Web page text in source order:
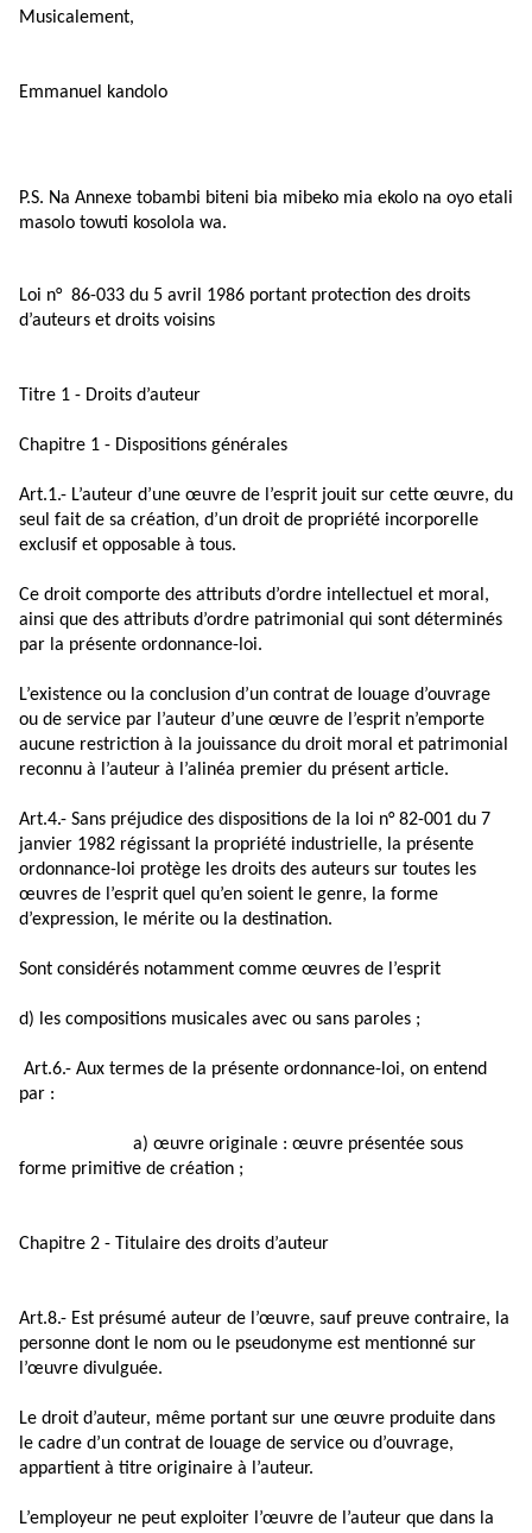
Musicalement,
Emmanuel kandolo
P.S. Na Annexe tobambi biteni bia mibeko mia ekolo na oyo etali
masolo towuti kosolola wa.
Loi n° 86-033 du 5 avril 1986 portant protection des droits
d’auteurs et droits voisins
Titre 1 - Droits d’auteur
Chapitre 1 - Dispositions générales
Art.1.- L’auteur d’une œuvre de l’esprit jouit sur cette œuvre, du
seul fait de sa création, d’un droit de propriété incorporelle
exclusif et opposable à tous.
Ce droit comporte des attributs d’ordre intellectuel et moral,
ainsi que des attributs d’ordre patrimonial qui sont déterminés
par la présente ordonnance-loi.
L’existence ou la conclusion d’un contrat de louage d’ouvrage
ou de service par l’auteur d’une œuvre de l’esprit n’emporte
aucune restriction à la jouissance du droit moral et patrimonial
reconnu à l’auteur à l’alinéa premier du présent article.
Art.4.- Sans préjudice des dispositions de la loi n° 82-001 du 7
janvier 1982 régissant la propriété industrielle, la présente
ordonnance-loi protège les droits des auteurs sur toutes les
œuvres de l’esprit quel qu’en soient le genre, la forme
d’expression, le mérite ou la destination.
Sont considérés notamment comme œuvres de l’esprit
d) les compositions musicales avec ou sans paroles ;
Art.6.- Aux termes de la présente ordonnance-loi, on entend
par :
a) œuvre originale : œuvre présentée sous
forme primitive de création ;
Chapitre 2 - Titulaire des droits d’auteur
Art.8.- Est présumé auteur de l’œuvre, sauf preuve contraire, la
personne dont le nom ou le pseudonyme est mentionné sur
l’œuvre divulguée.
Le droit d’auteur, même portant sur une œuvre produite dans
le cadre d’un contrat de louage de service ou d’ouvrage,
appartient à titre originaire à l’auteur.
L’employeur ne peut exploiter l’œuvre de l’auteur que dans la